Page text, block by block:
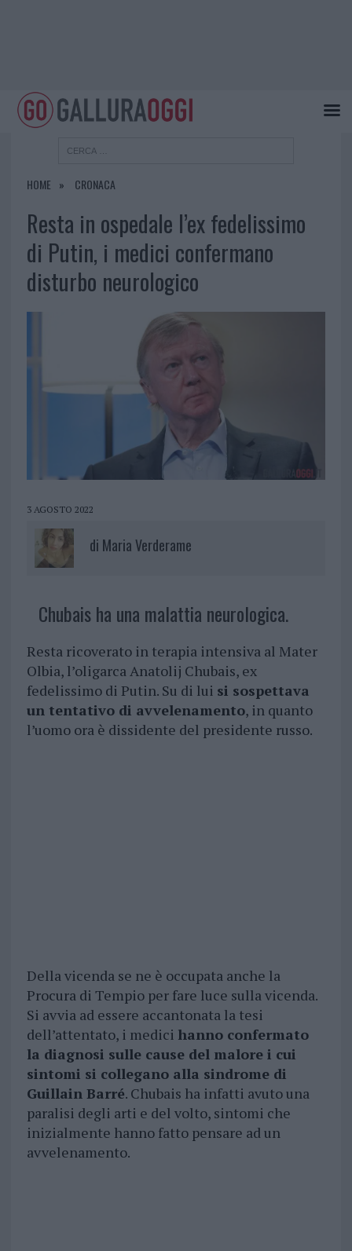
HOME CRONACA
Resta in ospedale l’ex fedelissimo
di Putin, i medici confermano
disturbo neurologico
3 AGOSTO 2022
di Maria Verderame
Chubais ha una malattia neurologica.
Resta ricoverato in terapia intensiva al Mater
Olbia, l’oligarca Anatolij Chubais, ex
fedelissimo di Putin. Su di lui si sospettava
un tentativo di avvelenamento, in quanto
l’uomo ora è dissidente del presidente russo.
Della vicenda se ne è occupata anche la
Procura di Tempio per fare luce sulla vicenda.
Si avvia ad essere accantonata la tesi
dell’attentato, i medici hanno confermato
la diagnosi sulle cause del malore i cui
sintomi si collegano alla sindrome di
Guillain Barré. Chubais ha infatti avuto una
paralisi degli arti e del volto, sintomi che
inizialmente hanno fatto pensare ad un
avvelenamento.